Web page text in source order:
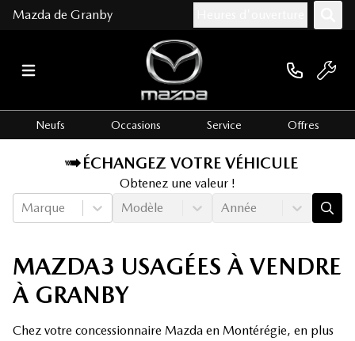
Mazda de Granby
Neufs Occasions Service Offres
ÉCHANGEZ VOTRE VÉHICULE
Obtenez une valeur !
Marque
Modèle Année
MAZDA3 USAGÉES À VENDRE
À GRANBY
Chez votre concessionnaire Mazda en Montérégie, en plus